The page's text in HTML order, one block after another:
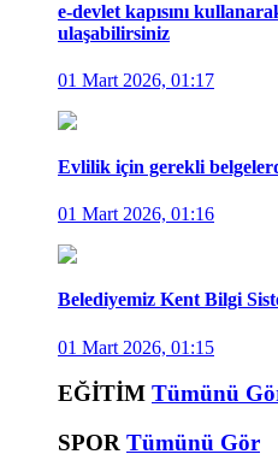
e-devlet kapısını
ulaşabilirsiniz
01 Mart 2026, 01:17
Evlilik için gerekli
01 Mart 2026, 01:16
Belediyemiz Kent Bilgi
01 Mart 2026, 01:15
EĞİTİM Tümünü
SPOR Tümünü Gör